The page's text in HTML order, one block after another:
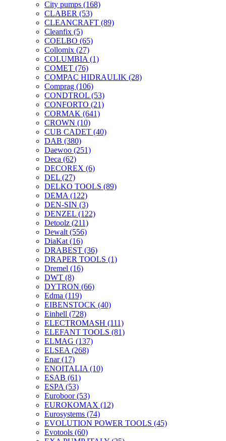
City pumps (168)
CLABER (53)
CLEANCRAFT (89)
Cleanfix (5)
COELBO (65)
Collomix (27)
COLUMBIA (1)
COMET (76)
COMPAC HIDRAULIK (28)
Comprag (106)
CONDTROL (53)
CONFORTO (21)
CORMAK (641)
CROWN (10)
CUB CADET (40)
DAB (380)
Daewoo (251)
Deca (62)
DECOREX (6)
DEL (27)
DELKO TOOLS (89)
DEMA (122)
DEN-SIN (3)
DENZEL (122)
Detoolz (211)
Dewalt (556)
DiaKat (16)
DRABEST (36)
DRAPER TOOLS (1)
Dremel (16)
DWT (8)
DYTRON (66)
Edma (119)
EIBENSTOCK (40)
Einhell (728)
ELECTROMASH (111)
ELEFANT TOOLS (81)
ELMAG (137)
ELSEA (268)
Enar(17)
ENOITALIA (10)
ESAB (61)
ESPA (53)
Euroboor(53)
EUROKOMAX (12)
Eurosystems (74)
EVOLUTION POWER TOOLS (45)
Evotools (60)